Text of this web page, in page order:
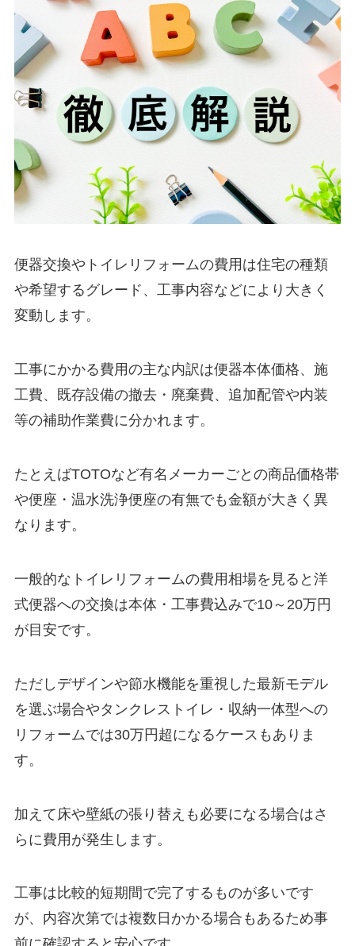
便器交換やトイレリフォームの費用は住宅の種類
や希望するグレード、工事内容などにより大きく
変動します。
工事にかかる費用の主な内訳は便器本体価格、施
工費、既存設備の撤去・廃棄費、追加配管や内装
等の補助作業費に分かれます。
たとえばTOTOなど有名メーカーごとの商品価格帯
や便座・温水洗浄便座の有無でも金額が大きく異
なります。
一般的なトイレリフォームの費用相場を見ると洋
式便器への交換は本体・工事費込みで10～20万円
が目安です。
ただしデザインや節水機能を重視した最新モデル
を選ぶ場合やタンクレストイレ・収納一体型への
リフォームでは30万円超になるケースもありま
す。
加えて床や壁紙の張り替えも必要になる場合はさ
らに費用が発生します。
工事は比較的短期間で完了するものが多いです
が、内容次第では複数日かかる場合もあるため事